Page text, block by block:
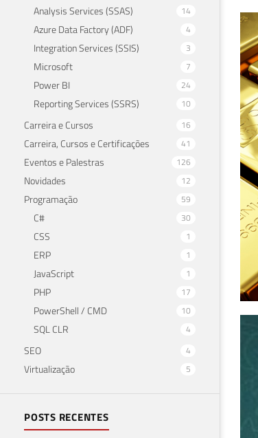
Analysis Services (SSAS) 14
Azure Data Factory (ADF) 4
Integration Services (SSIS) 3
Microsoft 7
Power BI 24
Reporting Services (SSRS) 10
Carreira e Cursos 16
Carreira, Cursos e Certificações 41
Eventos e Palestras 126
Novidades 12
Programação 59
C# 30
CSS 1
ERP 1
JavaScript 1
PHP 17
PowerShell / CMD 10
SQL CLR 4
SEO 4
Virtualização 5
POSTS RECENTES